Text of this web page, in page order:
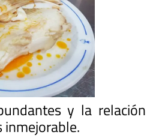
y la relación
inmejorable.